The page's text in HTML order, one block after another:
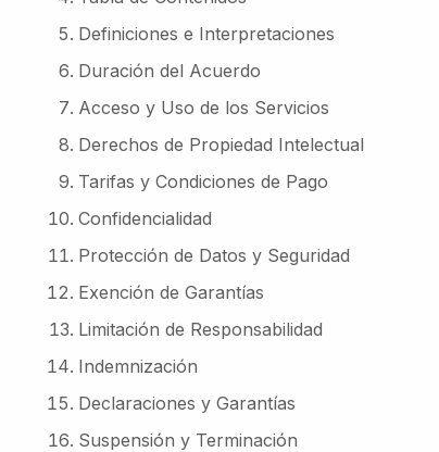
Definiciones e Interpretaciones
Duración del Acuerdo
Acceso y Uso de los Servicios
Derechos de Propiedad Intelectual
Tarifas y Condiciones de Pago
Confidencialidad
Protección de Datos y Seguridad
Exención de Garantías
Limitación de Responsabilidad
Indemnización
Declaraciones y Garantías
Suspensión y Terminación